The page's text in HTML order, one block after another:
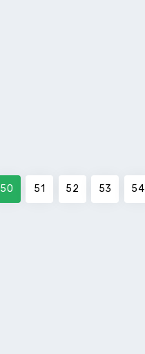
50 51 52 53 54